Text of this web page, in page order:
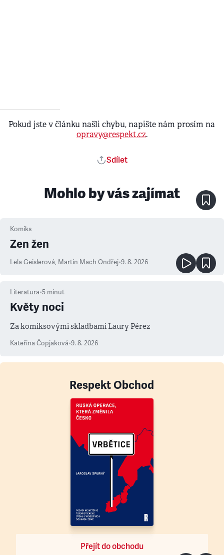
Pokud jste v článku našli chybu, napište nám prosím na
opravy@respekt.cz.
Sdílet
Mohlo by vás zajímat
Komiks
Zen žen
Lela Geislerová, Martin Mach Ondřej•9. 8. 2026
Literatura•5 minut
Květy noci
Za komiksovými skladbami Laury Pérez
Kateřina Čopjaková•9. 8. 2026
Respekt Obchod
Přejít do obchodu